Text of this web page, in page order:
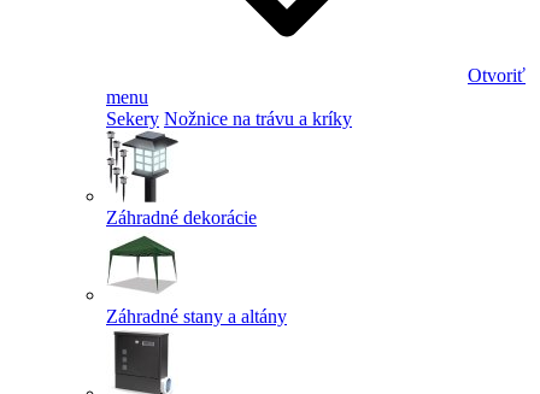
Otvoriť
menu
Sekery Nožnice na trávu a kríky
Záhradné dekorácie
Záhradné stany a altány